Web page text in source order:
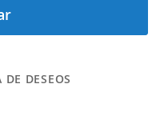
DESEOS